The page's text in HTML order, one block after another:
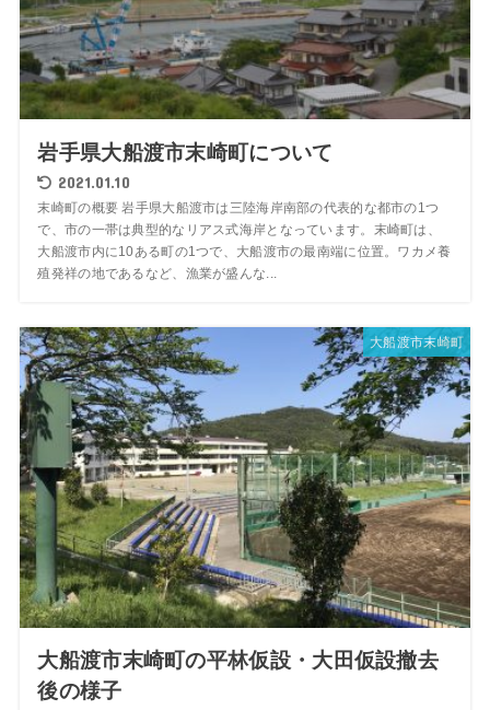
岩手県大船渡市末崎町について
2021.01.10
末崎町の概要 岩手県大船渡市は三陸海岸南部の代表的な都市の1つ
で、市の一帯は典型的なリアス式海岸となっています。末崎町は、
大船渡市内に10ある町の1つで、大船渡市の最南端に位置。ワカメ養
殖発祥の地であるなど、漁業が盛んな...
大船渡市末崎町
大船渡市末崎町の平林仮設・大田仮設撤去
後の様子